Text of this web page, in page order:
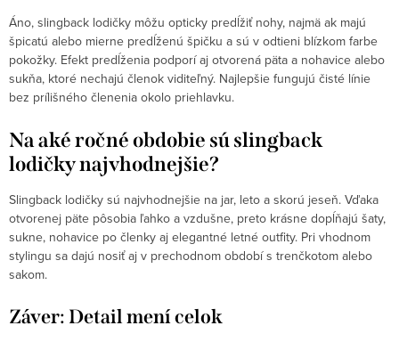
Áno, slingback lodičky môžu opticky predĺžiť nohy, najmä ak majú
špicatú alebo mierne predĺženú špičku a sú v odtieni blízkom farbe
pokožky. Efekt predĺženia podporí aj otvorená päta a nohavice alebo
sukňa, ktoré nechajú členok viditeľný. Najlepšie fungujú čisté línie
bez prílišného členenia okolo priehlavku.
Na aké ročné obdobie sú slingback
lodičky najvhodnejšie?
Slingback lodičky sú najvhodnejšie na jar, leto a skorú jeseň. Vďaka
otvorenej päte pôsobia ľahko a vzdušne, preto krásne dopĺňajú šaty,
sukne, nohavice po členky aj elegantné letné outfity. Pri vhodnom
stylingu sa dajú nosiť aj v prechodnom období s trenčkotom alebo
sakom.
Záver: Detail mení celok